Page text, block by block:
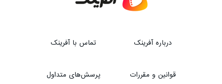
درباره آفرینک تماس با آفرینک
قوانین و مقررات پرسش‌های متداول